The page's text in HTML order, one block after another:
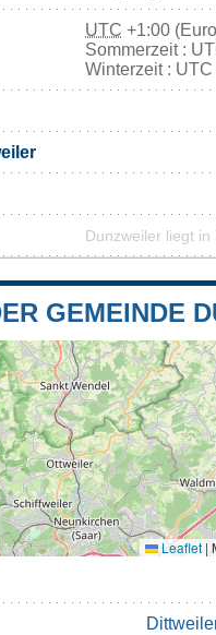
UTC +1:00
Sommerzeit :
Winterzeit : UTC
Dunzweiler liegt
GEMEINDE
Leaflet |